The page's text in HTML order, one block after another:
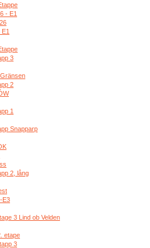
- E1
3
2
1
Snapparp
2, lång
E3
3 Lind ob Velden
etape
3